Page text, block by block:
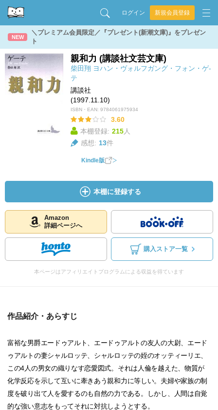
ログイン 新規会員登録
NEW
＼プレミアム会員限定／『プレゼント(新潮文庫)』をプレゼン
ト
親和力 (講談社文芸文庫)
柴田翔 ヨハン・ヴォルフガング・フォン・ゲ-
テ
講談社
(1997.11.10)
ISBN・EAN: 9784061975934
3.60
本棚登録: 215人
感想: 13件
Kindle版
本棚に登録する
Amazon
詳細ページへ
購入ストア一覧
本ページはアフィリエイトプログラムによる収益を得ています
作品紹介・あらすじ
富裕な男爵エードゥアルト、エードゥアルトの友人の大尉、エード
ゥアルトの妻シャルロッテ、シャルロッテの姪のオッティーリエ、
この4人の男女の織りなす恋愛図式。それは人倫を越えた、物質が
化学反応を示して互いに牽きあう親和力に等しい。夫婦や家族の制
度を破り出て人を愛するのも自然の力である。しかし、人間は自覚
的な強い意志をもってそれに対抗しようとする。